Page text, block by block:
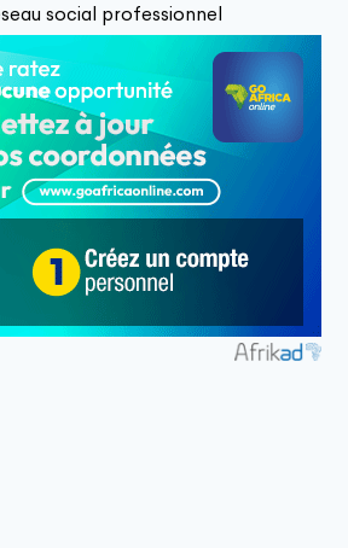
social professionnel